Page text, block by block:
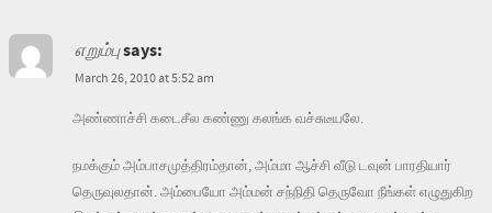
எறும்புsays:
March 26, 2010 at 5:52 am
அண்ணாச்சி கடைசீல கண்ணு கலங்க வச்சுடீயலே.
நமக்கும் அம்பாசமுத்திரம்தான், அம்மா ஆச்சி வீடு டவுன் பாரதியார்
தெருவுலதான். அம்பையோ அம்மன் சந்நிதி தெருவோ நீங்கள் எழுதுகிற